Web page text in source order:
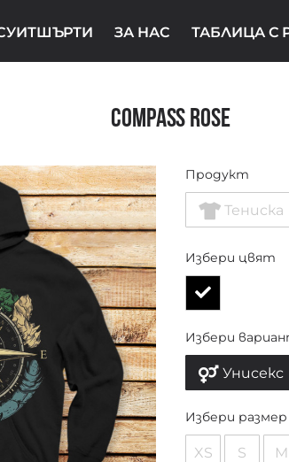
ЗА НАС ТАБЛИЦА С
Compass Rose
Продукт
Тениска
Избери цвят
Избери
Унисекс
Избери размер
XS S M